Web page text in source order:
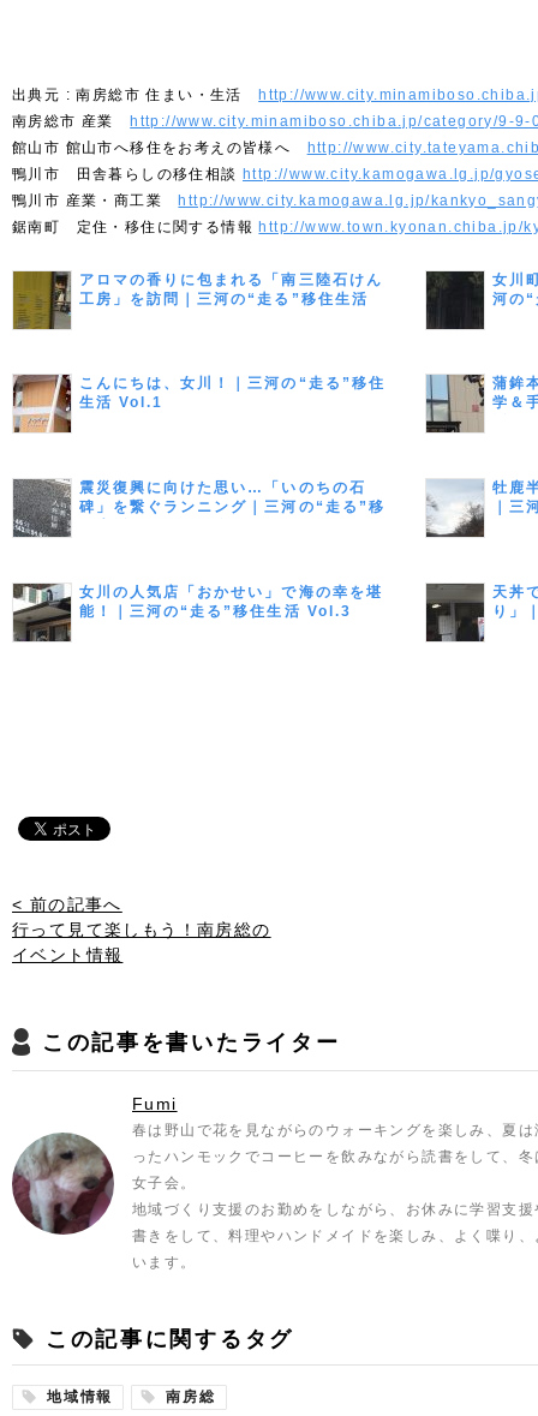
南房総市 住まい・生活http://
南房総市 産業http://www.city.minamiboso.chiba.jp/category/9-9-
館山市 館山市へ移住をお考えの皆様へ http://
鴨川市 田舎暮らしの移住相談 http://www.city.kamogawa.lg.jp/gyoseijoho/
鴨川市 産業・商工業http://www.city.kamogawa.lg.jp/
鋸南町 定住・移住に関する情報http://www.town.kyonan.chiba.jp/
アロマの香りに包まれる「南三陸石けん
工房」を訪問｜三河の“走る”移住生活
女川
河の
こんにちは、女川！｜三河の“走る”移住
生活 Vol.1
蒲鉾
学＆
震災復興に向けた思い…「いのちの石
碑」を繋ぐランニング｜三河の“走る”移
牡鹿
｜三
女川の人気店「おかせい」で海の幸を堪
能！｜三河の“走る”移住生活 Vol.3
天丼
り」
< 前の記事へ
行って見て楽しもう！南房総の
イベント情報
この記事を書いたライター
Fumi
春は野山で花を見ながらのウォーキングを楽しみ、夏
ったハンモックでコーヒーを飲みながら読書をして、
女子会。
地域づくり支援のお勤めをしながら、お休みに学習支
書きをして、料理やハンドメイドを楽しみ、よく喋り
います。
この記事に関するタグ
地域情報 南房総